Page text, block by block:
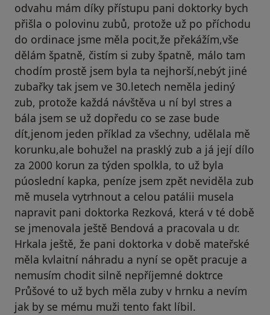
odvahu mám díky přístupu pani doktorky bych
přišla o polovinu zubů, protože už po příchodu
do ordinace jsme měla pocit,že překážím,vše
dělám špatně, čistím si zuby špatně, málo tam
chodím prostě jsem byla ta nejhorší,nebýt jiné
zubařky tak jsem ve 30.letech neměla jediný
zub, protože každá návštěva u ní byl stres a
bála jsem se už dopředu co se zase bude
dít,jenom jeden příklad za všechny, udělala mě
korunku,ale bohužel na prasklý zub a já její dílo
za 2000 korun za týden spolkla, to už byla
púoslední kapka, peníze jsem zpět neviděla zub
mě musela vytrhnout a celou patálii musela
napravit pani doktorka Rezková, která v té době
se jmenovala ještě Bendová a pracovala u dr.
Hrkala ještě, že pani doktorka v době mateřské
měla kvlaitní náhradu a nyní se opět pracuje a
nemusím chodit silně nepříjemné doktrce
Průšové to už bych měla zuby v hrnku a nevím
jak by se mému muži tento fakt líbil.